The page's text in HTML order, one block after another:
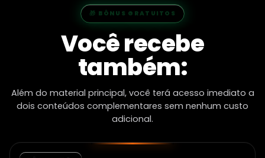
🎁 BÔNUS GRATUITOS
Você recebe
também:
Além do material principal, você terá acesso imediato a
dois conteúdos complementares sem nenhum custo
adicional.